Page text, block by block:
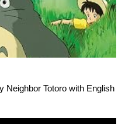
Neighbor Totoro with English